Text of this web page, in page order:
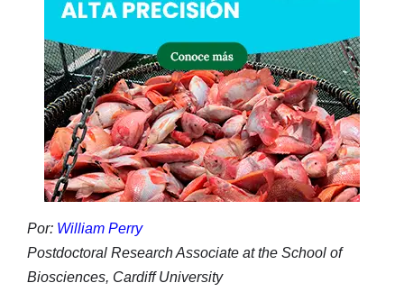
Por: William Perry
Postdoctoral Research Associate at the School of
Biosciences, Cardiff University